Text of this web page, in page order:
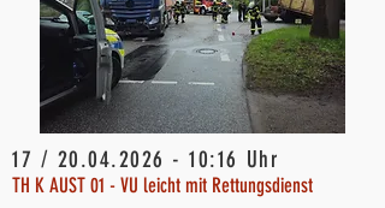
17 / 20.04.2026 - 10:16 Uhr
TH K AUST 01 - VU leicht mit Rettungsdienst